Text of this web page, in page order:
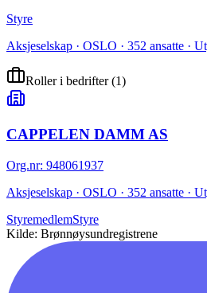
Styre
Aksjeselskap · OSLO · 352 ansatte ·
Roller i bedrifter(1)
CAPPELEN DAMM AS
Org.nr: 948061937
Aksjeselskap · OSLO · 352 ansatte ·
StyremedlemStyre
Kilde: Brønnøysundregistrene